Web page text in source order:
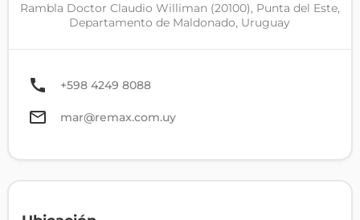
Rambla Doctor Claudio Williman (20100), Punta del Este,
Departamento de Maldonado, Uruguay
+598 4249 8088
mar@remax.com.uy